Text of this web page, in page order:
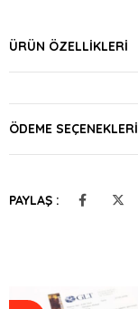
ÜRÜN ÖZELLIKLERI
ÖDEME SEÇENEKLERI
PAYLAŞ :